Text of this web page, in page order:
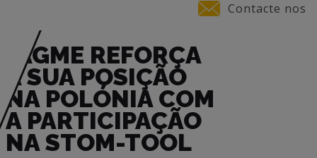
Contacte nos
AGME REFORÇA
A SUA POSIÇÃO
NA POLÓNIA COM
A PARTICIPAÇÃO
NA STOM-TOOL